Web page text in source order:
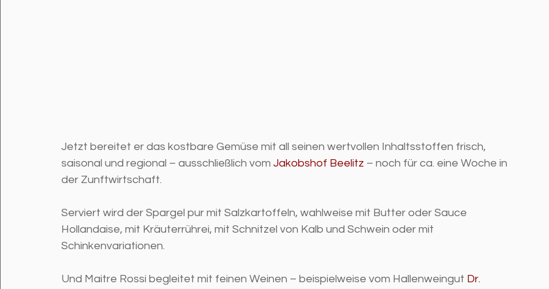
Jetzt bereitet er das kostbare Gemüse mit all seinen wertvollen Inhaltsstoffen frisch,
saisonal und regional – ausschließlich vom Jakobshof Beelitz – noch für ca. eine Woche in
der Zunftwirtschaft.
Serviert wird der Spargel pur mit Salzkartoffeln, wahlweise mit Butter oder Sauce
Hollandaise, mit Kräuterrührei, mit Schnitzel von Kalb und Schwein oder mit
Schinkenvariationen.
Und Maitre Rossi begleitet mit feinen Weinen – beispielweise vom Hallenweingut Dr.